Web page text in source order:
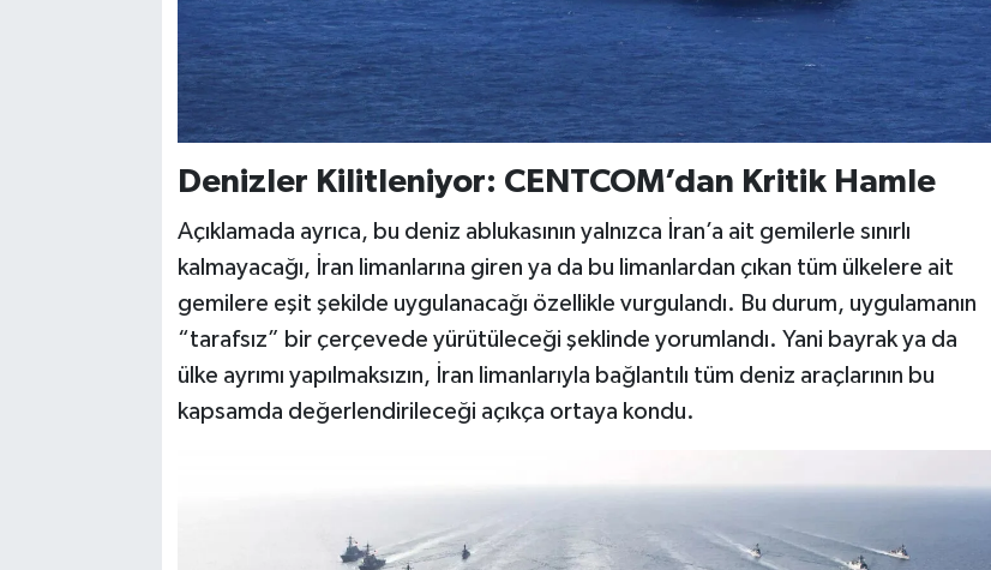
Denizler Kilitleniyor: CENTCOM’dan Kritik Hamle
Açıklamada ayrıca, bu deniz ablukasının yalnızca İran’a ait gemilerle sınırlı
kalmayacağı, İran limanlarına giren ya da bu limanlardan çıkan tüm ülkelere ait
gemilere eşit şekilde uygulanacağı özellikle vurgulandı. Bu durum, uygulamanın
“tarafsız” bir çerçevede yürütüleceği şeklinde yorumlandı. Yani bayrak ya da
ülke ayrımı yapılmaksızın, İran limanlarıyla bağlantılı tüm deniz araçlarının bu
kapsamda değerlendirileceği açıkça ortaya kondu.